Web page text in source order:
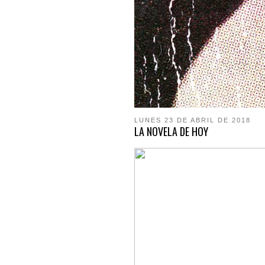
LUNES 23 DE ABRIL DE 2018
LA NOVELA DE HOY